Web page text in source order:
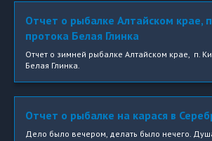
Отчет о рыбалке Алтайском крае,
протока Белая Глинка
Отчет о зимней рыбалке Алтайском крае, п.
Белая Глинка.
Отчет о рыбалке на карася в
Дело было вечером, делать было нечего.